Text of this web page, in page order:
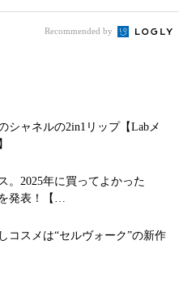
Recommended by
シャネルの2in1リップ【Labメ
。2025年に買ってよかった
発表！【…
コスメは“セルヴォーク”の新作